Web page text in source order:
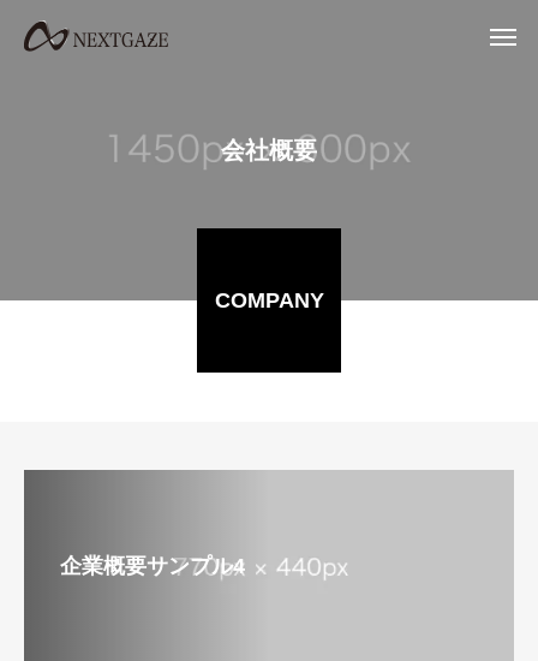
会社概要
COMPANY
企業概要サンプル4